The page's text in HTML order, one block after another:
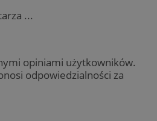
...
opiniami użytkowników.
odpowiedzialności za